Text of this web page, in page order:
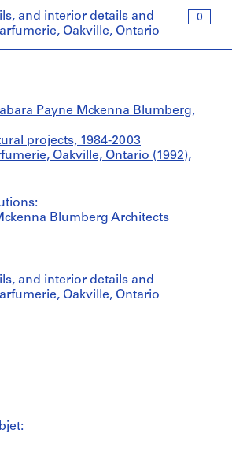
0
and interior details and
Oakville, Ontario
Payne Mckenna Blumberg,
projects, 1984-2003
Oakville, Ontario (1992),
Blumberg Architects
and interior details and
Oakville, Ontario